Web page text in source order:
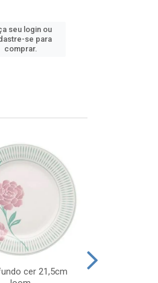
seu login ou
se para
comprar.
cer 21,5cm